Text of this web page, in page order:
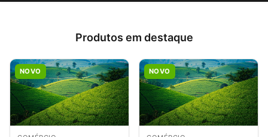
Produtos em destaque
NOVO NOVO